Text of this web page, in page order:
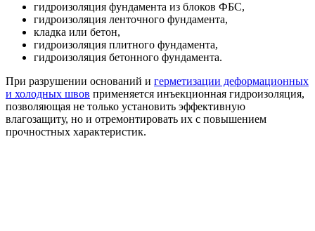
гидроизоляция фундамента из блоков ФБС,
гидроизоляция ленточного фундамента,
кладка или бетон,
гидроизоляция плитного фундамента,
гидроизоляция бетонного фундамента.
При разрушении оснований и герметизации деформационных
и холодных швов применяется инъекционная гидроизоляция,
позволяющая не только установить эффективную
влагозащиту, но и отремонтировать их с повышением
прочностных характеристик.